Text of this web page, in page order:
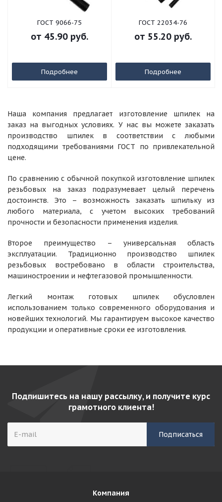
ГОСТ 9066-75
от 45.90 руб.
Подробнее
ГОСТ 22034-76
от 55.20 руб.
Подробнее
Наша компания предлагает изготовление шпилек на
заказ на выгодных условиях. У нас вы можете заказать
производство шпилек в соответствии с любыми
подходящими требованиями ГОСТ по привлекательной
цене.
По сравнению с обычной покупкой изготовление шпилек
резьбовых на заказ подразумевает целый перечень
достоинств. Это – возможность заказать шпильку из
любого материала, с учетом высоких требований
прочности и безопасности применения изделия.
Второе преимущество – универсальная область
эксплуатации. Традиционно производство шпилек
резьбовых востребовано в области строительства,
машиностроении и нефтегазовой промышленности.
Легкий монтаж готовых шпилек обусловлен
использованием только современного оборудования и
новейших технологий. Мы гарантируем высокое качество
продукции и оперативные сроки ее изготовления.
Подпишитесь на нашу рассылку, и получите курс
грамотного клиента!
Компания